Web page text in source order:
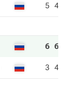
5 4
6 6
3 4